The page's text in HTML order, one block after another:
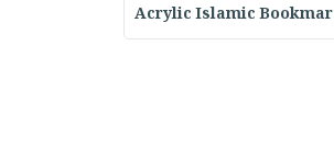
Acrylic Islamic Bookmar